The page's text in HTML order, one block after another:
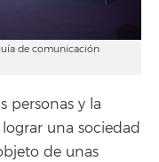
de comunicación
personas y la
una sociedad
de unas